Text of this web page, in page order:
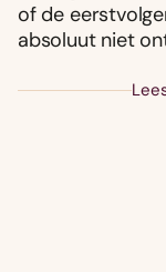
of de
absoluut niet